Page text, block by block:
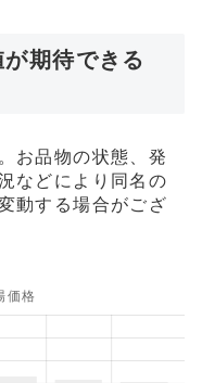
期待できる
お品物の状態、発
などにより同名の
動する場合がござ